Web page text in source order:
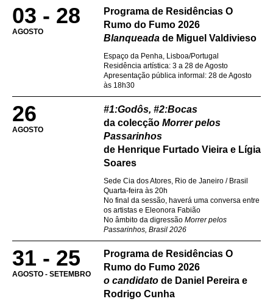
03 - 28
AGOSTO
Programa de Residências O
Rumo do Fumo 2026
Blanqueada de Miguel Valdivieso
Espaço da Penha, Lisboa/Portugal
Residência artística: 3 a 28 de Agosto
Apresentação pública informal: 28 de Agosto
às 18h30
26
AGOSTO
#1:Godôs, #2:Bocas
da colecção Morrer pelos
Passarinhos
de Henrique Furtado Vieira e Lígia
Soares
Sede Cia dos Atores, Rio de Janeiro / Brasil
Quarta-feira às 20h
No final da sessão, haverá uma conversa entre
os artistas e Eleonora Fabião
No âmbito da digressão Morrer pelos
Passarinhos, Brasil 2026
31 - 25
AGOSTO - SETEMBRO
Programa de Residências O
Rumo do Fumo 2026
o candidato de Daniel Pereira e
Rodrigo Cunha